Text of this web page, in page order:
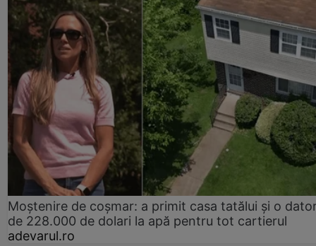
Moștenire de coșmar: a primit casa tatălui și o
de 228.000 de dolari la apă pentru tot cartierul
adevarul.ro